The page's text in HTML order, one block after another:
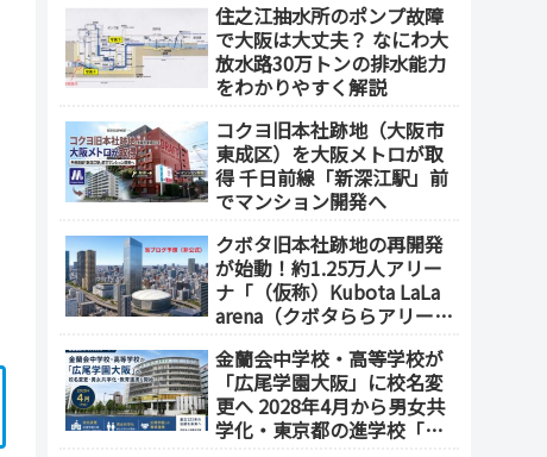
住之江抽水所のポンプ故障
で大阪は大丈夫？ なにわ大
放水路30万トンの排水能力
をわかりやすく解説
コクヨ旧本社跡地（大阪市
東成区）を大阪メトロが取
得 千日前線「新深江駅」前
でマンション開発へ
クボタ旧本社跡地の再開発
が始動！約1.25万人アリー
ナ「（仮称）Kubota LaLa
arena（クボタららアリー
業施設も開発へ【2032年以
降開業】
金蘭会中学校・高等学校が
「広尾学園大阪」に校名変
更へ 2028年4月から男女共
学化・東京都の進学校「広